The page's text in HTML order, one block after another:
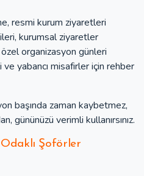
resmi kurum ziyaretleri
kurumsal ziyaretler
organizasyon günleri
yabancı misafirler için rehber
başında zaman kaybetmez,
gününüzü verimli kullanırsınız.
Şoförler